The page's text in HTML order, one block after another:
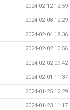
2024-02-12 12:59
2024-02-08 12:29
2024-02-04 18:36
2024-02-02 10:56
2024-02-02 09:42
2024-02-01 11:37
2024-01-25 12:29
2024-01-23 11:17